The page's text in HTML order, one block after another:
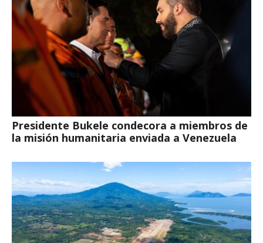
Presidente Bukele condecora a miembros de
la misión humanitaria enviada a Venezuela